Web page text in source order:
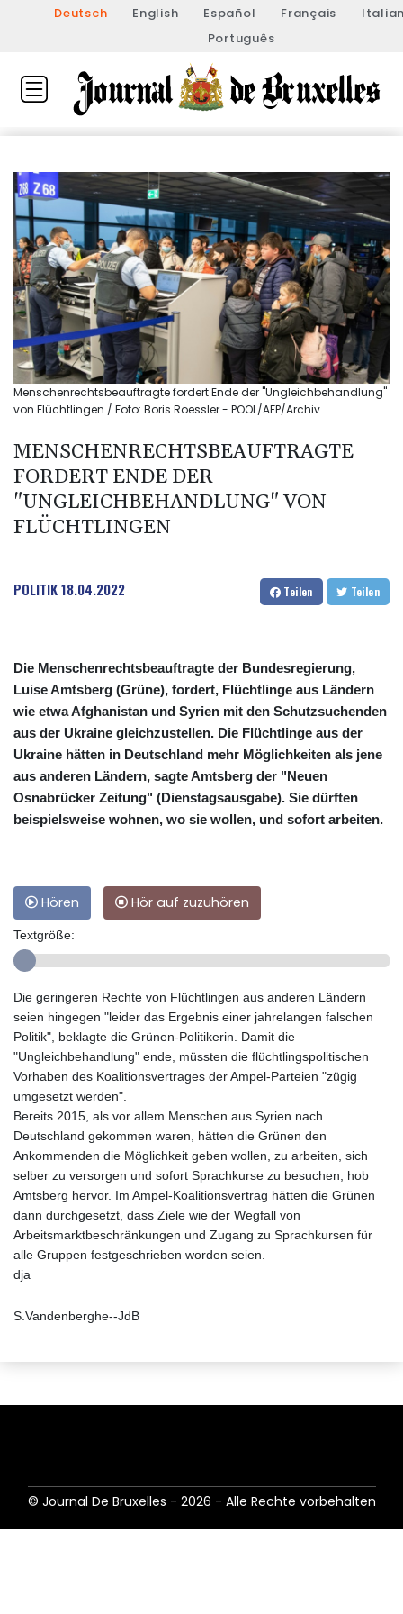
Deutsch English Español Français
Português
Menschenrechtsbeauftragte fordert Ende der "Ungleichbehandlung"
von Flüchtlingen / Foto: Boris Roessler - POOL/AFP/Archiv
MENSCHENRECHTSBEAUFTRAGTE
FORDERT ENDE DER
"UNGLEICHBEHANDLUNG" VON
FLÜCHTLINGEN
POLITIK18.04.2022 Teilen Teilen
Die Menschenrechtsbeauftragte der Bundesregierung,
Luise Amtsberg (Grüne), fordert, Flüchtlinge aus Ländern
wie etwa Afghanistan und Syrien mit den Schutzsuchenden
aus der Ukraine gleichzustellen. Die Flüchtlinge aus der
Ukraine hätten in Deutschland mehr Möglichkeiten als jene
aus anderen Ländern, sagte Amtsberg der "Neuen
Osnabrücker Zeitung" (Dienstagsausgabe). Sie dürften
beispielsweise wohnen, wo sie wollen, und sofort arbeiten.
Hören Hör auf zuzuhören
Textgröße:
Die geringeren Rechte von Flüchtlingen aus anderen Ländern
seien hingegen "leider das Ergebnis einer jahrelangen falschen
Politik", beklagte die Grünen-Politikerin. Damit die
"Ungleichbehandlung" ende, müssten die flüchtlingspolitischen
Vorhaben des Koalitionsvertrages der Ampel-Parteien "zügig
umgesetzt werden".
Bereits 2015, als vor allem Menschen aus Syrien nach
Deutschland gekommen waren, hätten die Grünen den
Ankommenden die Möglichkeit geben wollen, zu arbeiten, sich
selber zu versorgen und sofort Sprachkurse zu besuchen, hob
Amtsberg hervor. Im Ampel-Koalitionsvertrag hätten die Grünen
dann durchgesetzt, dass Ziele wie der Wegfall von
Arbeitsmarktbeschränkungen und Zugang zu Sprachkursen für
alle Gruppen festgeschrieben worden seien.
dja
S.Vandenberghe--JdB
© Journal De Bruxelles - 2026 - Alle Rechte vorbehalten